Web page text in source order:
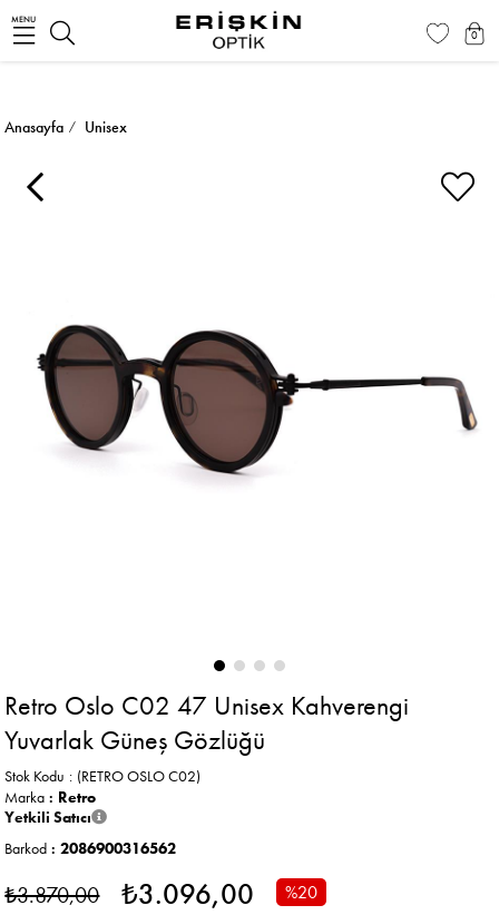
MENU
0
Anasayfa Unisex
Retro Oslo C02 47 Unisex Kahverengi
Yuvarlak Güneş Gözlüğü
(RETRO OSLO C02)
Stok Kodu
Marka : Retro
Yetkili Satıcı
Barkod : 2086900316562
₺3.870,00 ₺3.096,00 %20